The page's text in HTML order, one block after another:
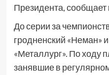
Президента,
До серии за
гродненский «Неман»
«Металлург». По ходу
занявшие в